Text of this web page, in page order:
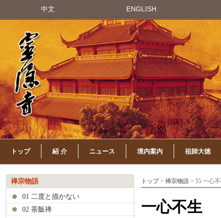
中文 ENGLISH
トップ 紹 介 ニュース 境内案内 祖師大徳
禅宗物語
01 二度と描かない
02 茶飯禅
トップ> 禅宗物語 > 55 一心
一心不生